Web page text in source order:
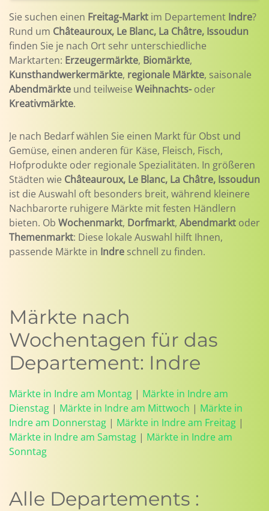
Sie suchen einen Freitag-Markt im Departement Indre?
Rund um Châteauroux, Le Blanc, La Châtre, Issoudun
finden Sie je nach Ort sehr unterschiedliche
Marktarten: Erzeugermärkte, Biomärkte,
Kunsthandwerkermärkte, regionale Märkte, saisonale
Abendmärkte und teilweise Weihnachts- oder
Kreativmärkte.
Je nach Bedarf wählen Sie einen Markt für Obst und
Gemüse, einen anderen für Käse, Fleisch, Fisch,
Hofprodukte oder regionale Spezialitäten. In größeren
Städten wie Châteauroux, Le Blanc, La Châtre, Issoudun
ist die Auswahl oft besonders breit, während kleinere
Nachbarorte ruhigere Märkte mit festen Händlern
bieten. Ob Wochenmarkt, Dorfmarkt, Abendmarkt oder
Themenmarkt: Diese lokale Auswahl hilft Ihnen,
passende Märkte in Indre schnell zu finden.
Märkte nach
Wochentagen für das
Departement: Indre
Märkte in Indre am Montag | Märkte in Indre am
Dienstag | Märkte in Indre am Mittwoch | Märkte in
Indre am Donnerstag | Märkte in Indre am Freitag |
Märkte in Indre am Samstag | Märkte in Indre am
Sonntag
Alle Departements :